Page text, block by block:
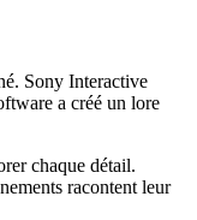
Sony Interactive
a créé un lore
chaque détail.
racontent leur